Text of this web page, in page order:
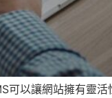
可以讓網站擁有靈